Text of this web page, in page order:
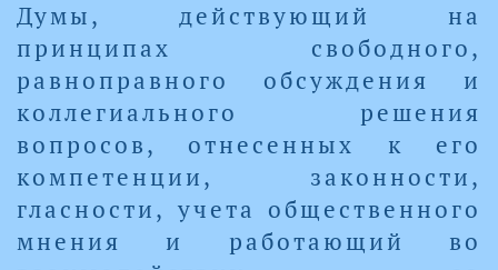
Думы, действующий на
принципах свободного,
равноправного обсуждения и
коллегиального решения
вопросов, отнесенных к его
компетенции, законности,
гласности, учета общественного
мнения и работающий во